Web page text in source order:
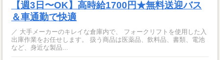
【週3日〜OK】高時給1700円★無料送迎バス
＆車通勤で快適
／ 大手メーカーのキレイな倉庫内で、 フォークリフトを使用した入
出庫作業をお任せします。 扱う商品は医薬品、飲料品、書類、電池
など、身近な製品...